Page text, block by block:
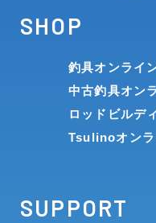
SHOP
釣具オンライ
中古釣具オン
ロッドビルデ
Tsulinoオン
SUPPORT